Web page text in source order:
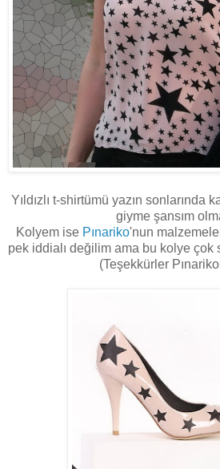
Yıldızlı t-shirtümü yazın sonlarında
giyme şansım
Kolyem ise Pınariko'nun
pek iddialı değilim ama bu kolye çok
(Teşekkürler